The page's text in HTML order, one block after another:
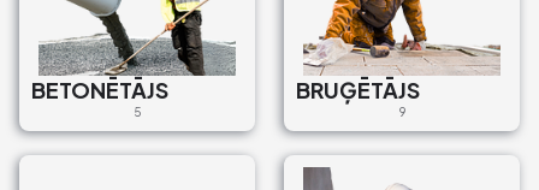
BETONĒTĀJS
5
BRUĢĒTĀJS
9